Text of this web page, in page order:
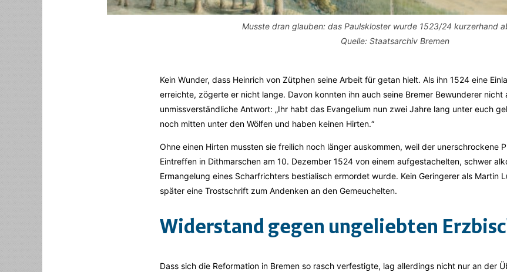
Musste dran glauben: das Paulskloster wurde 1523/24 kurzerhand
Quelle: Staatsarchiv Bremen
Kein Wunder, dass Heinrich von Zütphen seine Arbeit für getan hielt. Als ihn 1524 eine
erreichte, zögerte er nicht lange. Davon konnten ihn auch seine Bremer Bewunderer nicht
unmissverständliche Antwort: „Ihr habt das Evangelium nun zwei Jahre lang unter euch
noch mitten unter den Wölfen und haben keinen Hirten.“
Ohne einen Hirten mussten sie freilich noch länger auskommen, weil der unerschrockene
Eintreffen in Dithmarschen am 10. Dezember 1524 von einem aufgestachelten, schwer
Ermangelung eines Scharfrichters bestialisch ermordet wurde. Kein Geringerer als Martin
später eine Trostschrift zum Andenken an den Gemeuchelten.
Widerstand gegen ungeliebten
Dass sich die Reformation in Bremen so rasch verfestigte, lag allerdings nicht nur an der